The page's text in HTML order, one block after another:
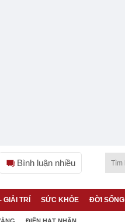
Bình luận nhiều
GIẢI TRÍ SỨC KHỎE ĐỜI SỐNG